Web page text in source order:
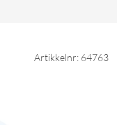
Artikkelnr: 64763